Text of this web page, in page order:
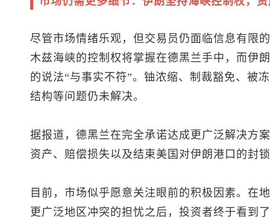
尽管市场情绪乐观，但交易员仍面临信息有限
木兹海峡的控制权将掌握在德黑兰手中，而伊
的说法“与事实不符”。铀浓缩、制裁豁免、被
结构等问题仍未解决。
据报道，德黑兰在完全承诺达成更广泛解决方
资产、赔偿损失以及结束美国对伊朗港口的封
目前，市场似乎愿意关注眼前的积极因素。在
更广泛地区冲突的担忧之后，投资者终于看到